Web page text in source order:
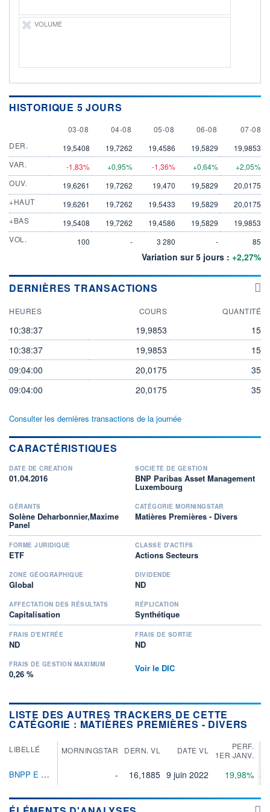
VOLUME
HISTORIQUE 5 JOURS
3 AUGUST
03-08 4 AUGUST
04-08 5 AUGUST
05-08 6 AUGUST
06-08 7
07-08
DER.
19,5408 19,7262 19,4586 19,5829
19,9853
VAR.
-1,83% +0,95% -1,36% +0,64%
+2,05%
OUV.
19,6261 19,7262 19,470 19,5829
20,0175
+HAUT
19,6261 19,7262 19,5433 19,5829
20,0175
+BAS
19,5408 19,7262 19,4586 19,5829
19,9853
VOL.
100 - 3 280 - 85
Variation sur 5 jours : +2,27%
DERNIÈRES TRANSACTIONS
HEURES COURS QUANTITÉ
10:38:37 19,9853
15
10:38:37
19,9853
15
09:04:00
20,0175
35
09:04:00
20,0175 35
Consulter les dernières transactions de la journée
CARACTÉRISTIQUES
DATE DE CRÉATION
01.04.2016
SOCIÉTÉ DE GESTION
BNP Paribas Asset Management
Luxembourg
GÉRANTS
Solène Deharbonnier,Maxime
Panel
CATÉGORIE MORNINGSTAR
Matières Premières - Divers
FORME JURIDIQUE
ETF
CLASSE D'ACTIFS
Actions Secteurs
ZONE GÉOGRAPHIQUE
Global
DIVIDENDE
ND
AFFECTATION DES RÉSULTATS
Capitalisation
RÉPLICATION
Synthétique
FRAIS D'ENTRÉE
ND
FRAIS DE SORTIE
ND
FRAIS DE GESTION MAXIMUM
0,26 %
Voir le DIC
LISTE DES AUTRES TRACKERS DE CETTE
CATÉGORIE : MATIÈRES PREMIÈRES - DIVERS
LIBELLÉ MORNINGSTAR DERN. VL DATE VL
PERF.
1ER JANV.
BNPP E Energy & Metals EnhRoll ETF USD C - 16,1885 9 juin 2022 19,98%